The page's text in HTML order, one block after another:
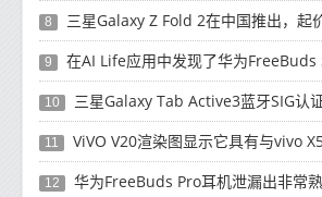
8 三星Galaxy Z Fold 2在中国推出，起
9 在AI Life应用中发现了华为
10 三星Galaxy Tab Active3蓝牙SIG认证;
11 ViVO V20渲染图显示它具有与vivo X50
12 华为FreeBuds Pro耳机泄漏出非常